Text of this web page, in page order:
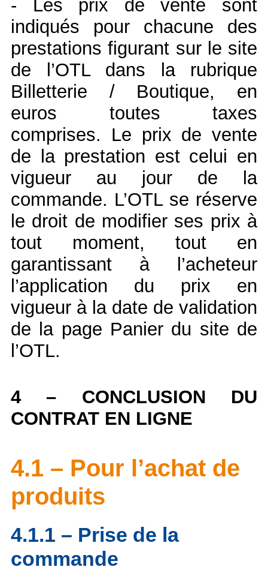
- Les prix de vente sont
indiqués pour chacune des
prestations figurant sur le site
de l’OTL dans la rubrique
Billetterie / Boutique, en
euros toutes taxes
comprises. Le prix de vente
de la prestation est celui en
vigueur au jour de la
commande. L’OTL se réserve
le droit de modifier ses prix à
tout moment, tout en
garantissant à l’acheteur
l’application du prix en
vigueur à la date de validation
de la page Panier du site de
l’OTL.
4 – CONCLUSION DU
CONTRAT EN LIGNE
4.1 – Pour l’achat de
produits
4.1.1 – Prise de la
commande